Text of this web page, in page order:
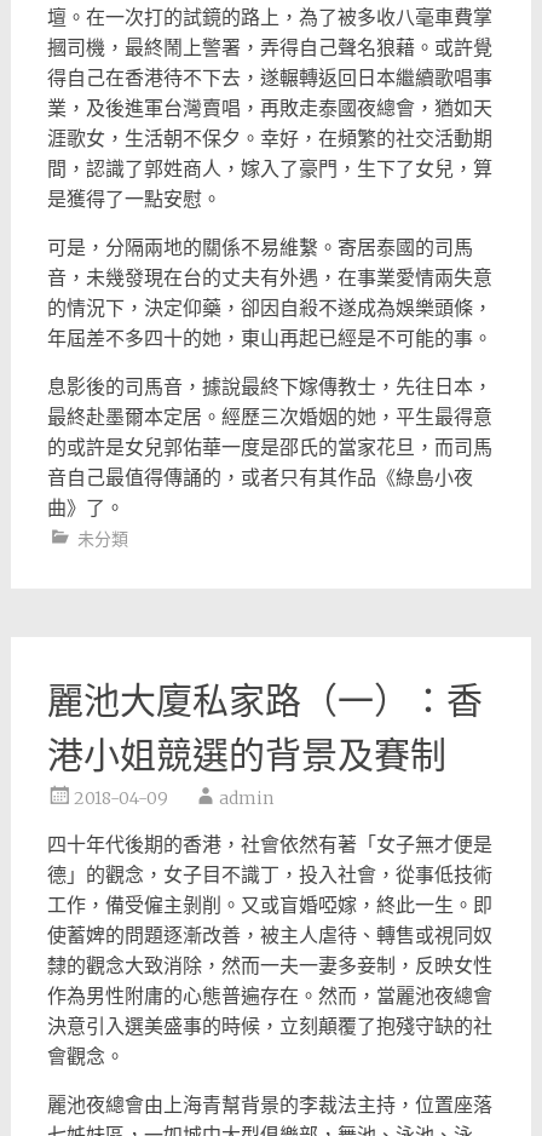
壇。 在一次打的試鏡的路上，為了被多收八毫車費掌
摑司機， 最終鬧上警署，弄得自己聲名狼藉。或許覺
得自己在香港待不下去， 遂輾轉返回日本繼續歌唱事
業，及後進軍台灣賣唱， 再敗走泰國夜總會，猶如天
涯歌女，生活朝不保夕。幸好， 在頻繁的社交活動期
間，認識了郭姓商人，嫁入了豪門， 生下了女兒，算
是獲得了一點安慰。
可是，分隔兩地的關係不易維繫。寄居泰國的司馬
音， 未幾發現在台的丈夫有外遇，在事業愛情兩失意
的情況下， 決定仰藥，卻因自殺不遂成為娛樂頭條，
年屆差不多四十的她， 東山再起已經是不可能的事。
息影後的司馬音，據說最終下嫁傳教士，先往日本，
最終赴墨爾本定居。經歷三次婚姻的她， 平生最得意
的或許是女兒郭佑華一度是邵氏的當家花旦， 而司馬
音自己最值得傳誦的，或者只有其作品《綠島小夜
曲》了。
未分類
麗池大廈私家路（一）：香
港小姐競選的背景及賽制
2018-04-09 admin
四十年代後期的香港，社會依然有著「女子無才便是
德」的觀念，女子目不識丁，投入社會，從事低技術
工作，備受僱主剝削。又或盲婚啞嫁，終此一生。即
使蓄婢的問題逐漸改善，被主人虐待、轉售或視同奴
隸的觀念大致消除，然而一夫一妻多妾制，反映女性
作為男性附庸的心態普遍存在。然而，當麗池夜總會
決意引入選美盛事的時候，立刻顛覆了抱殘守缺的社
會觀念。
麗池夜總會由上海青幫背景的李裁法主持，位置座落